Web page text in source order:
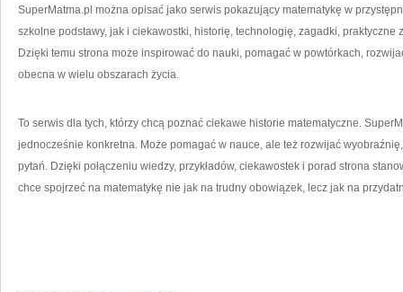
SuperMatma.pl można opisać jako serwis pokazujący matematykę w
szkolne podstawy, jak i ciekawostki, historię, technologię, zagadki,
Dzięki temu strona może inspirować do nauki, pomagać w powtórkach,
obecna w wielu obszarach życia.
To serwis dla tych, którzy chcą poznać ciekawe historie matematyczne.
jednocześnie konkretna. Może pomagać w nauce, ale też rozwijać
pytań. Dzięki połączeniu wiedzy, przykładów, ciekawostek i porad strona
chce spojrzeć na matematykę nie jak na trudny obowiązek, lecz jak na